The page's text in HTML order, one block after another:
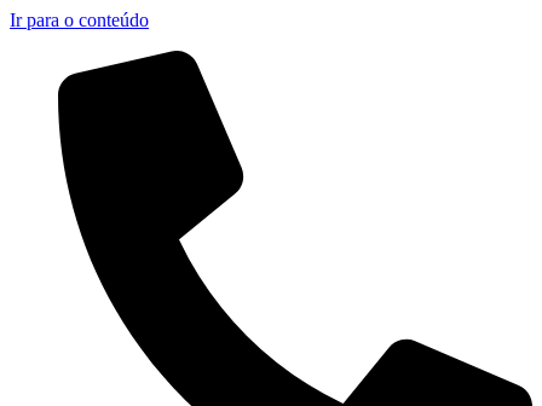
Ir para o conteúdo